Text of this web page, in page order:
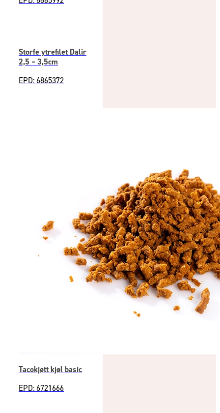
Storfe ytrefilet Dalir
2,5 – 3,5cm
EPD: 6865372
Tacokjøtt kjøl basic
EPD: 6721666